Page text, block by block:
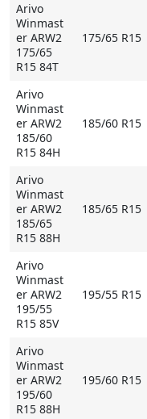
Arivo
Winmast
er ARW2
175/65
R15 84T
175/65 R15
Arivo
Winmast
er ARW2
185/60
R15 84H
185/60 R15
Arivo
Winmast
er ARW2
185/65
R15 88H
185/65 R15
Arivo
Winmast
er ARW2
195/55
R15 85V
195/55 R15
Arivo
Winmast
er ARW2
195/60
R15 88H
195/60 R15